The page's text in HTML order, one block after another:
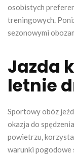
osobistych
treningowych.
sezonowymi
Jazda
letnie
Sportowy obóz
okazja do
powietrzu,
warunki pogodowe